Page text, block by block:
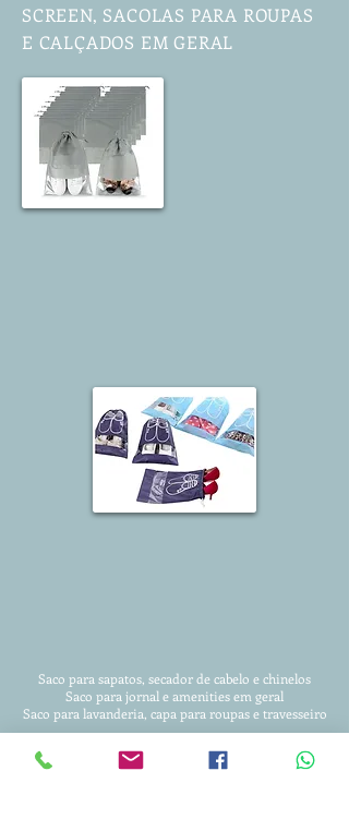
SCREEN, SACOLAS PARA ROUPAS
E CALÇADOS EM GERAL
Saco para sapatos, secador de cabelo e chinelos
Saco para jornal e amenities em geral
Saco para lavanderia, capa para roupase travesseiro